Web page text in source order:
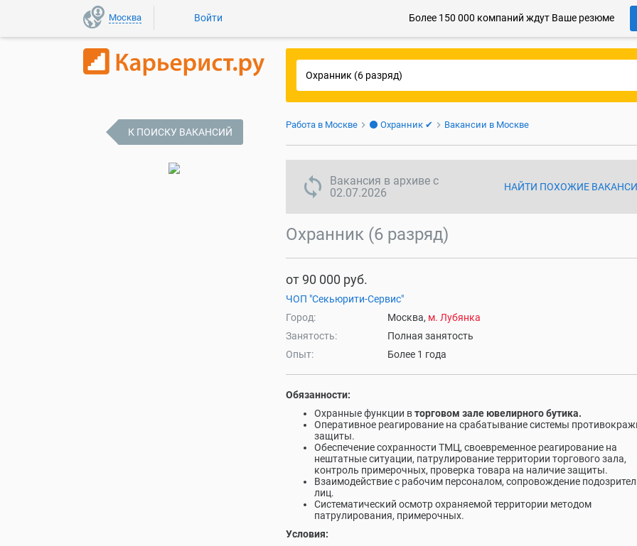
Москва Войти Более 150 000 компаний ждут Ваше резюме
Работа в Москве ⚫ Охранник ✔ Вакансии в Москве
sync disabled
Вакансия в архиве с
02.07.2026
НАЙТИ ПОХОЖИЕ
Охранник (6 разряд)
от 90 000 руб.
ЧОП "Секьюрити-Сервис"
Город:
Москва, м. Лубянка
Занятость:
Полная занятость
Опыт:
Более 1 года
Обязанности:
Охранные функции вторговом зале ювелирного бутика.
Оперативное реагирование на срабатывание системы
защиты.
Обеспечение сохранности ТМЦ, своевременное реагирование на
нештатные ситуации, патрулирование территории торгового зала,
контроль примерочных, проверка товара на наличие защиты.
Взаимодействие с рабочим персоналом, сопровождение
лиц.
Систематический осмотр охраняемой территории методом
патрулирования, примерочных.
Условия:
К ПОИСКУ ВАКАНСИЙ